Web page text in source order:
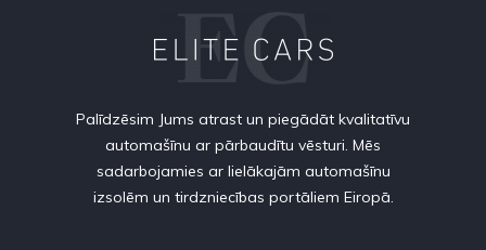
Palīdzēsim Jums atrast un piegādāt kvalitatīvu
automašīnu ar pārbaudītu vēsturi. Mēs
sadarbojamies ar lielākajām automašīnu
izsolēm un tirdzniecības portāliem Eiropā.